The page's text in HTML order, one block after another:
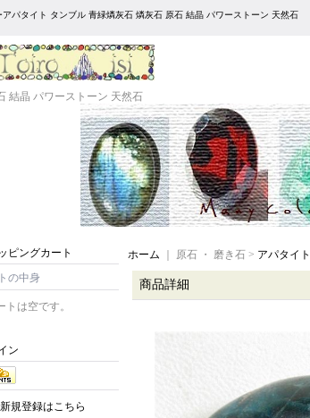
結晶 パワーストーン 天然石
アパタイト タンブル 青緑燐灰石 燐灰石 原石 結晶 パワーストーン 天然石
ピングカート
の中身
トは空です。
ン
新規登録はこちら
ホーム ｜ 原石 ・ 磨き石 > アパタイト
商品詳細